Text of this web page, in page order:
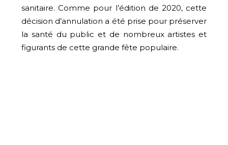
sanitaire. Comme pour l’édition de 2020, cette
décision d’annulation a été prise pour préserver
la santé du public et de nombreux artistes et
figurants de cette grande fête populaire.